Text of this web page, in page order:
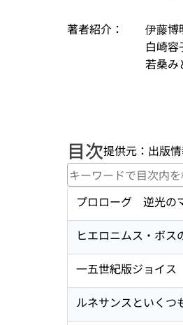
著者紹介：
伊藤博
白崎
若桑み
目次提供元：出版情
プロローグ 逆光
ヒエロニムス・ボス
一五世紀版ジョイス
ルネサンスといくつ